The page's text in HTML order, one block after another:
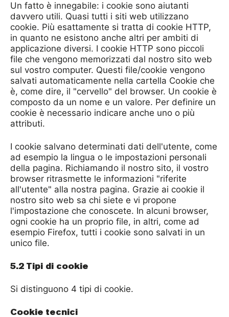
Un fatto è innegabile: i cookie sono aiutanti
davvero utili. Quasi tutti i siti web utilizzano
cookie. Più esattamente si tratta di cookie HTTP,
in quanto ne esistono anche altri per ambiti di
applicazione diversi. I cookie HTTP sono piccoli
file che vengono memorizzati dal nostro sito web
sul vostro computer. Questi file/cookie vengono
salvati automaticamente nella cartella Cookie che
è, come dire, il "cervello" del browser. Un cookie è
composto da un nome e un valore. Per definire un
cookie è necessario indicare anche uno o più
attributi.
I cookie salvano determinati dati dell'utente, come
ad esempio la lingua o le impostazioni personali
della pagina. Richiamando il nostro sito, il vostro
browser ritrasmette le informazioni "riferite
all'utente" alla nostra pagina. Grazie ai cookie il
nostro sito web sa chi siete e vi propone
l'impostazione che conoscete. In alcuni browser,
ogni cookie ha un proprio file, in altri, come ad
esempio Firefox, tutti i cookie sono salvati in un
unico file.
5.2 Tipi di cookie
Si distinguono 4 tipi di cookie.